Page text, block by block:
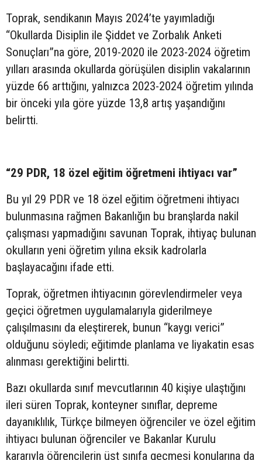
Toprak, sendikanın Mayıs 2024’te yayımladığı
“Okullarda Disiplin ile Şiddet ve Zorbalık Anketi
Sonuçları”na göre, 2019-2020 ile 2023-2024 öğretim
yılları arasında okullarda görüşülen disiplin vakalarının
yüzde 66 arttığını, yalnızca 2023-2024 öğretim yılında
bir önceki yıla göre yüzde 13,8 artış yaşandığını
belirtti.
“29 PDR, 18 özel eğitim öğretmeni ihtiyacı var”
Bu yıl 29 PDR ve 18 özel eğitim öğretmeni ihtiyacı
bulunmasına rağmen Bakanlığın bu branşlarda nakil
çalışması yapmadığını savunan Toprak, ihtiyaç bulunan
okulların yeni öğretim yılına eksik kadrolarla
başlayacağını ifade etti.
Toprak, öğretmen ihtiyacının görevlendirmeler veya
geçici öğretmen uygulamalarıyla giderilmeye
çalışılmasını da eleştirerek, bunun “kaygı verici”
olduğunu söyledi; eğitimde planlama ve liyakatin esas
alınması gerektiğini belirtti.
Bazı okullarda sınıf mevcutlarının 40 kişiye ulaştığını
ileri süren Toprak, konteyner sınıflar, depreme
dayanıklılık, Türkçe bilmeyen öğrenciler ve özel eğitim
ihtiyacı bulunan öğrenciler ve Bakanlar Kurulu
kararıyla öğrencilerin üst sınıfa geçmesi konularına da